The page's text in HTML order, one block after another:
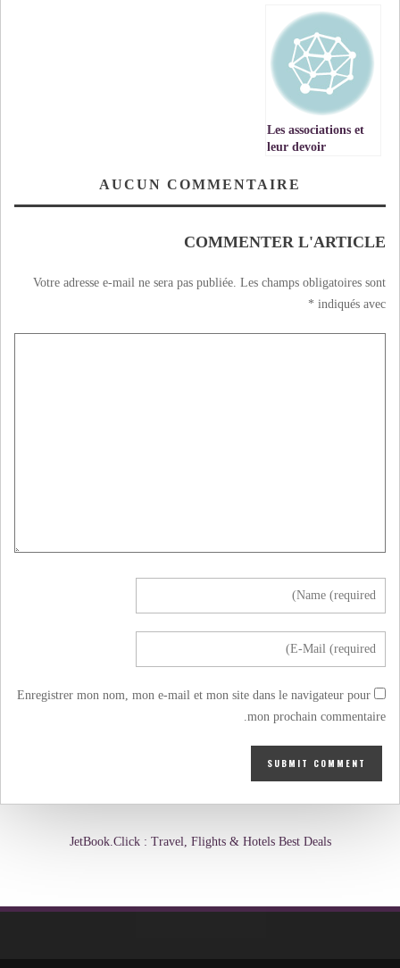
Les associations et
leur devoir
d’assistance.
AUCUN COMMENTAIRE
COMMENTER L'ARTICLE
Votre adresse e-mail ne sera pas publiée. Les champs obligatoires sont
indiqués avec
*
Enregistrer mon nom, mon e-mail et mon site dans le navigateur pour
mon prochain commentaire.
JetBook.Click : Travel, Flights & Hotels Best Deals